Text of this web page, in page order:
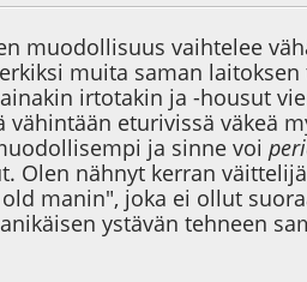
muodollisuus vaihtelee
muita saman
irtotakin ja -housut
eturivissä väkeä
ja sinne voi
Olen nähnyt kerran
manin", joka ei ollut
ystävän tehneen